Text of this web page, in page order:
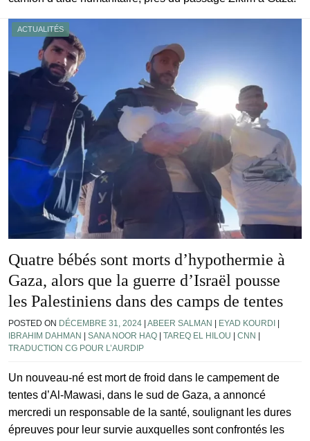
ACTUALITÉS
Quatre bébés sont morts d’hypothermie à
Gaza, alors que la guerre d’Israël pousse
les Palestiniens dans des camps de tentes
POSTED ON DÉCEMBRE 31, 2024 | ABEER SALMAN | EYAD KOURDI |
IBRAHIM DAHMAN | SANA NOOR HAQ | TAREQ EL HILOU | CNN |
TRADUCTION CG POUR L’AURDIP
Un nouveau-né est mort de froid dans le campement de
tentes d’Al-Mawasi, dans le sud de Gaza, a annoncé
mercredi un responsable de la santé, soulignant les dures
épreuves pour leur survie auxquelles sont confrontés les